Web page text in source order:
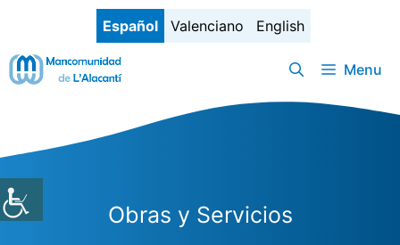
contenido
Español Valenciano English
Menu
Obras y Servicios